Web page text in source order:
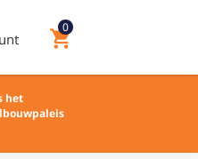
shopping_cart
0
het